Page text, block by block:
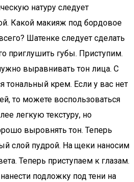
натуру следует
Какой макияж под бордовое
Шатенке следует сделать
приглушить губы. Приступим.
выравнивать тон лица. С
тональный крем. Если у вас нет
то можете воспользоваться
легкую текстуру, но
выровнять тон. Теперь
слой пудрой. На щеки наносим
Теперь приступаем к глазам.
подложку под тени на